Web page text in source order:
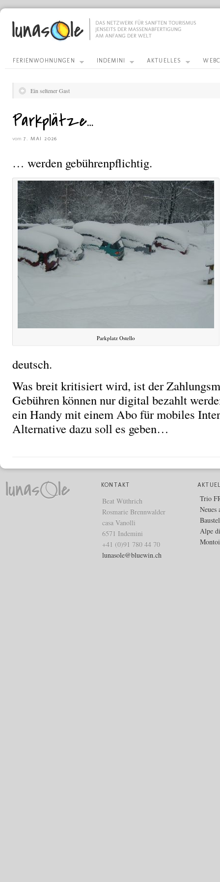
FERIENWOHNUNGEN INDEMINI AKTUELLES
Ein seltener Gast
Parkplätze…
vom 7. MAI 2026
… werden gebührenpflichtig.
Parkplatz Ostello
deutsch.
Was breit kritisiert wird, ist der
Gebühren können nur digital bezahlt
ein Handy mit einem Abo für mobiles
Alternative dazu soll es geben…
KONTAKT
Beat Wüthrich
Rosmarie Brennwalder
casa Vanolli
6571 Indemini
+41 (0)91 780 44 70
lunasole@bluewin.ch
Trio
Neues
Alpe